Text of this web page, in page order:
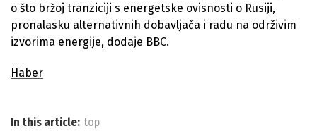
o što bržoj tranziciji s energetske ovisnosti o Rusiji,
pronalasku alternativnih dobavljača i radu na održivim
izvorima energije, dodaje BBC.
Haber
In this article: top